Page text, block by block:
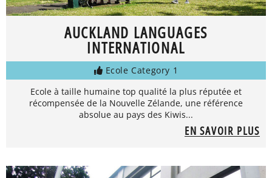
AUCKLAND LANGUAGES
INTERNATIONAL
Ecole Category 1
Ecole à taille humaine top qualité la plus réputée et
récompensée de la Nouvelle Zélande, une référence
absolue au pays des Kiwis...
EN SAVOIR PLUS